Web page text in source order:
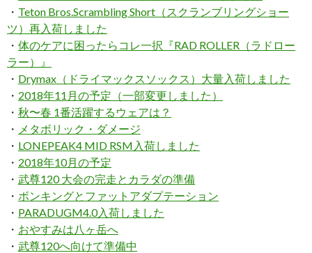
・ Teton Bros.Scrambling Short（スクランブリングショー
ツ）再入荷しました
・ 体のケアに困ったらコレ一択『RAD ROLLER（ラドロー
ラー）』
・ Drymax（ドライマックスソックス）大量入荷しました
・ 2018年11月の予定（一部変更しました）
・ 秋〜春 1番活躍するウェアは？
・ メタボリック・ダメージ
・ LONEPEAK4 MID RSM入荷しました
・ 2018年10月の予定
・ 武尊120 大会の完走とカラダの準備
・ ボンキングとファットアダプテーション
・ PARADUGM4.0入荷しました
・ おやすみは八ヶ岳へ
・ 武尊120へ向けて準備中